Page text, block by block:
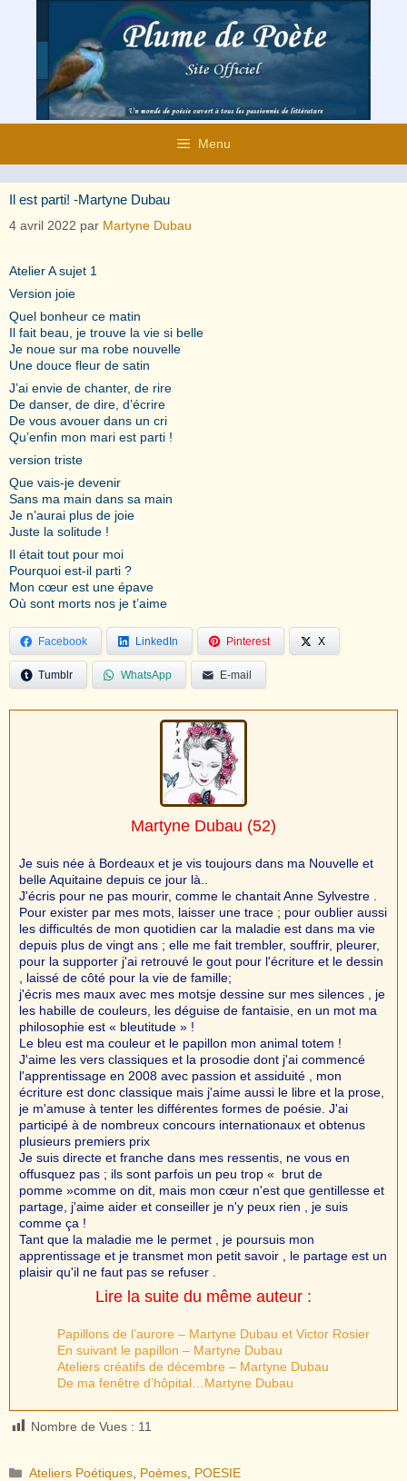
contenu
Menu
Il est parti! -Martyne Dubau
4 avril 2022 par Martyne Dubau
Atelier A sujet 1
Version joie
Quel bonheur ce matin
Il fait beau, je trouve la vie si belle
Je noue sur ma robe nouvelle
Une douce fleur de satin
J’ai envie de chanter, de rire
De danser, de dire, d’écrire
De vous avouer dans un cri
Qu’enfin mon mari est parti !
version triste
Que vais-je devenir
Sans ma main dans sa main
Je n’aurai plus de joie
Juste la solitude !
Il était tout pour moi
Pourquoi est-il parti ?
Mon cœur est une épave
Où sont morts nos je t’aime
Facebook LinkedIn Pinterest X
Tumblr WhatsApp E-mail
Martyne Dubau (52)
Je suis née à Bordeaux et je vis toujours dans ma Nouvelle et
belle Aquitaine depuis ce jour là..
J'écris pour ne pas mourir, comme le chantait Anne Sylvestre .
Pour exister par mes mots, laisser une trace ; pour oublier aussi
les difficultés de mon quotidien car la maladie est dans ma vie
depuis plus de vingt ans ; elle me fait trembler, souffrir, pleurer,
pour la supporter j'ai retrouvé le gout pour l'écriture et le dessin
, laissé de côté pour la vie de famille;
j'écris mes maux avec mes motsje dessine sur mes silences , je
les habille de couleurs, les déguise de fantaisie, en un mot ma
philosophie est « bleutitude » !
Le bleu est ma couleur et le papillon mon animal totem !
J'aime les vers classiques et la prosodie dont j'ai commencé
l'apprentissage en 2008 avec passion et assiduité , mon
écriture est donc classique mais j'aime aussi le libre et la prose,
je m'amuse à tenter les différentes formes de poésie. J'ai
participé à de nombreux concours internationaux et obtenus
plusieurs premiers prix
Je suis directe et franche dans mes ressentis, ne vous en
offusquez pas ; ils sont parfois un peu trop « brut de
pomme »comme on dit, mais mon cœur n'est que gentillesse et
partage, j'aime aider et conseiller je n'y peux rien , je suis
comme ça !
Tant que la maladie me le permet , je poursuis mon
apprentissage et je transmet mon petit savoir , le partage est un
plaisir qu'il ne faut pas se refuser .
Lire la suite du même auteur :
Papillons de l’aurore – Martyne Dubau et Victor Rosier
En suivant le papillon – Martyne Dubau
Ateliers créatifs de décembre – Martyne Dubau
De ma fenêtre d’hôpital…Martyne Dubau
Nombre de Vues : 11
Catégories
Ateliers Poétiques Poèmes POESIE